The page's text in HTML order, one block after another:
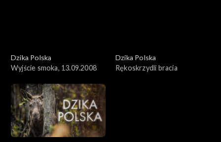
Dzika Polska
Wyjście smoka, 13.09.2008
Dzika Polska
Rękoskrzydli bracia